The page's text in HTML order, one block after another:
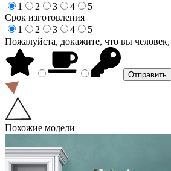
1
2 3 4
5
Срок изготовления
1
2 3 4
5
Пожалуйста, докажите, что вы
Похожие модели